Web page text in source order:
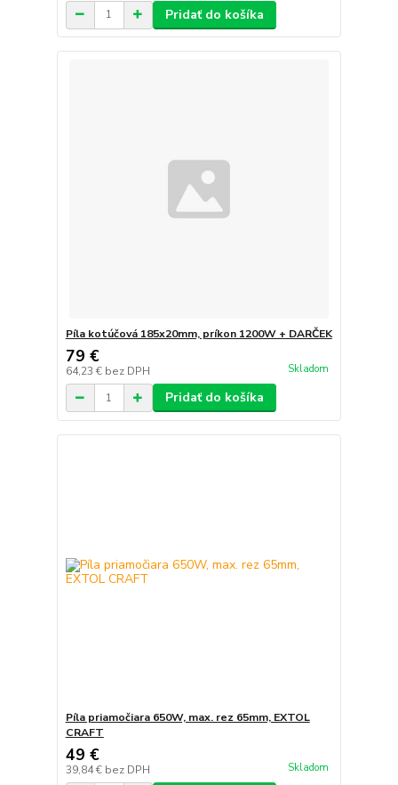
Pridať do košíka
Píla kotúčová 185x20mm, príkon 1200W + DARČEK
79 €
64,23 € bez DPH Skladom
Pridať do košíka
Píla priamočiara 650W, max. rez 65mm, EXTOL
CRAFT
49 €
39,84 € bez DPH Skladom